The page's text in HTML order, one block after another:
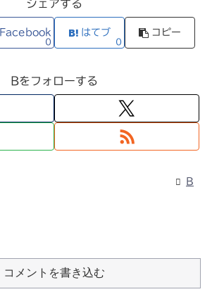
シェアする
Facebook
0
はてブ
0
コピー
Bをフォローする
B
コメントを書き込む